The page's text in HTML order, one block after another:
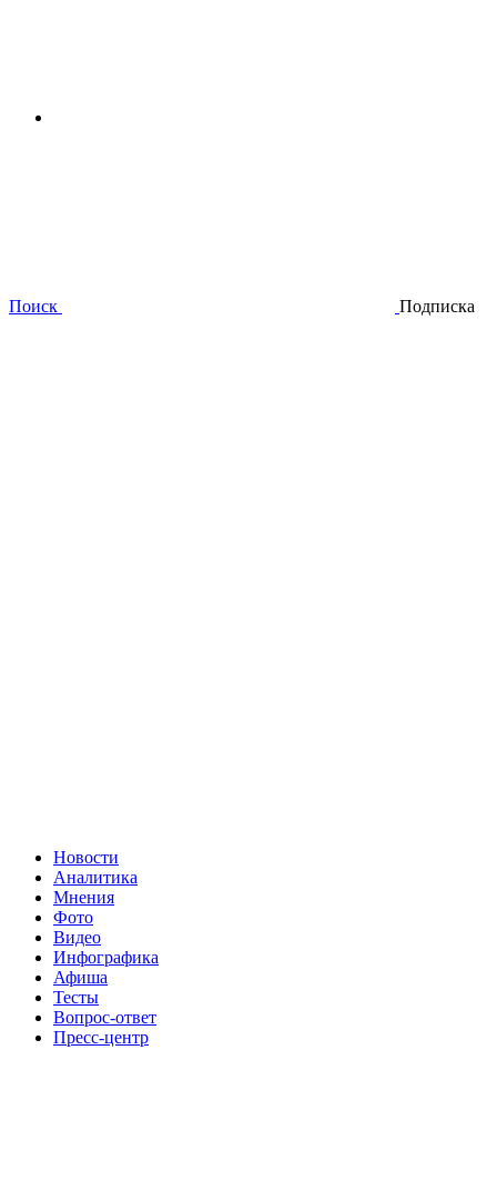
Поиск Подписка
Новости
Аналитика
Мнения
Фото
Видео
Инфографика
Афиша
Тесты
Вопрос-ответ
Пресс-центр